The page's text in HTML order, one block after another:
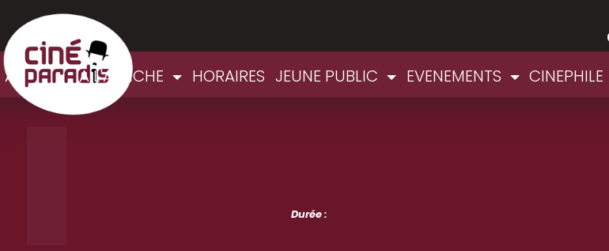
ACCUEIL A L'AFFICHE HORAIRES JEUNE PUBLIC EVENEMENTS CINEPHILE
Durée :